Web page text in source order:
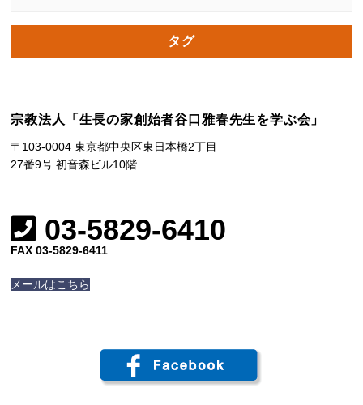
タグ
宗教法人「生長の家創始者谷口雅春先生を学ぶ会」
〒103-0004 東京都中央区東日本橋2丁目
27番9号 初音森ビル10階
03-5829-6410
FAX 03-5829-6411
メールはこちら